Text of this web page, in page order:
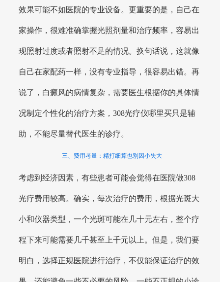
效果可能不如医院的专业设备。更重要的是，自己在
家操作，很难准确掌握光照剂量和治疗频率，容易出
现照射过度或者照射不足的情况。换句话说，这就像
自己在家配药一样，没有专业指导，很容易出错。再
说了，白癜风的病情复杂，需要医生根据你的具体情
况制定个性化的治疗方案，308光疗仪哪里买只是辅
助，不能尽量替代医生的诊疗。
三、费用考量：精打细算也别因小失大
考虑到经济因素，有些患者可能会觉得在医院做308
光疗费用较高。确实，每次治疗的费用，根据光斑大
小和仪器类型，一个光斑可能在几十元左右，整个疗
程下来可能需要几千甚至上千元以上。但是，我们要
明白，选择正规医院进行治疗，不仅能保证治疗的效